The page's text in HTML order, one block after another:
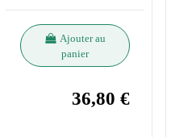
Ajouter au
panier
36,80 €